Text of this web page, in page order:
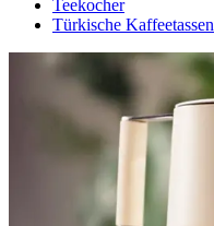
Teekocher
Türkische Kaffeetassen